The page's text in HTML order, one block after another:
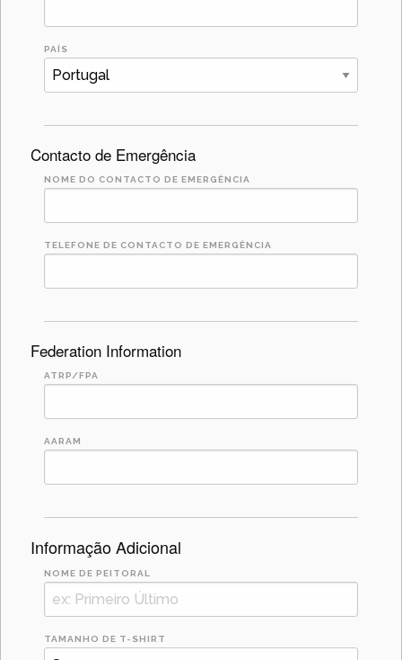
PAÍS
Contacto de Emergência
NOME DO CONTACTO DE EMERGÊNCIA
TELEFONE DE CONTACTO DE EMERGÊNCIA
Federation Information
ATRP/FPA
AARAM
Informação Adicional
NOME DE PEITORAL
TAMANHO DE T-SHIRT